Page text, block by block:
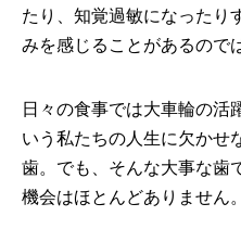
たり、知覚過敏になったり
みを感じることがあるので
日々の食事では大車輪の活
いう私たちの人生に欠かせ
歯。でも、そんな大事な歯
機会はほとんどありません。